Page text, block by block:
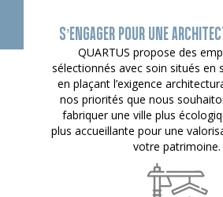
S’ENGAGER POUR UNE
QUARTUS propose des
sélectionnés avec soin situés en
en plaçant l’exigence
nos priorités que nous
fabriquer une ville plus
plus accueillante pour une
votre patrimoine.